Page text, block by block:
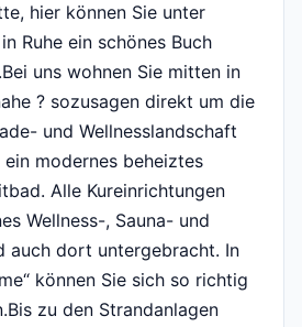
hier können Sie unter
Ruhe ein schönes Buch
uns wohnen Sie mitten in
? sozusagen direkt um die
und Wellnesslandschaft
ein modernes beheiztes
Alle Kureinrichtungen
Wellness-, Sauna- und
auch dort untergebracht. In
können Sie sich so richtig
zu den Strandanlagen